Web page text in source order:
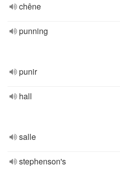
chêne
punning
punir
hall
salle
stephenson's